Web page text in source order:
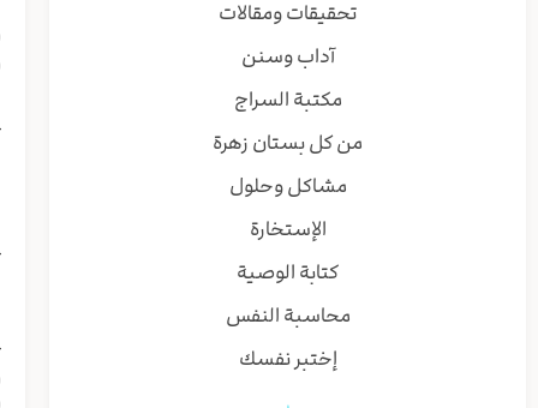
تحقيقات ومقالات
آداب وسنن
مكتبة السراج
من كل بستان زهرة
مشاكل وحلول
الإستخارة
كتابة الوصية
محاسبة النفس
إختبر نفسك